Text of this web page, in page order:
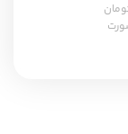
میلیون تومان